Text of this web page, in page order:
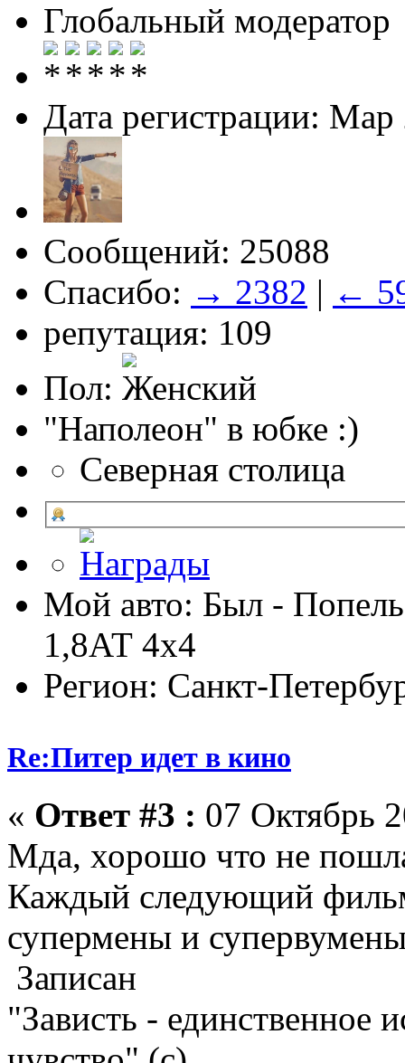
Глобальный модератор
Дата регистрации: Мар
Сообщений: 25088
Спасибо: → 2382 | ←
репутация: 109
Пол:
"Наполеон" в юбке :)
Северная столица
Мой авто: Был -
1,8АТ 4х4
Регион: Санкт-
Re:Питер идет в кино
« Ответ #3 : 07 Октябрь
Мда, хорошо что не
Каждый следующий
супермены и
Записан
"Зависть - единственное